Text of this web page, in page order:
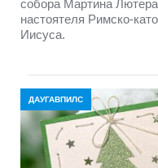
собора Мартина
настоятеля Римско-
Иисуса.
ДАУГАВПИЛС